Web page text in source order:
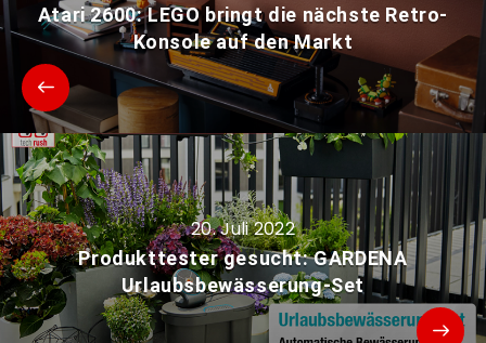
Atari 2600: LEGO bringt die nächste Retro-
Konsole auf den Markt
20. Juli 2022
Produkttester gesucht: GARDENA
Urlaubsbewässerung-Set